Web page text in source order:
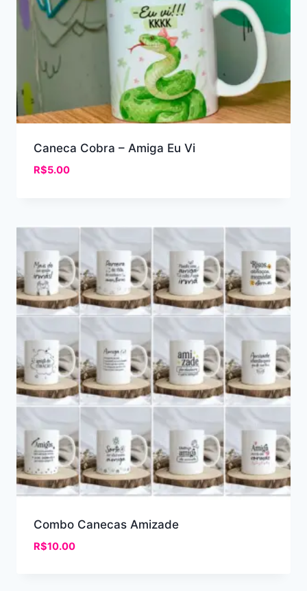
Caneca Cobra – Amiga Eu Vi
R$5.00
Combo Canecas Amizade
R$10.00